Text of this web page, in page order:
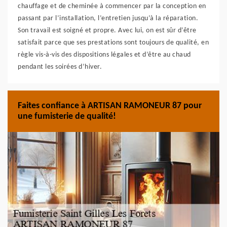
chauffage et de cheminée à commencer par la conception en
passant par l’installation, l’entretien jusqu’à la réparation.
Son travail est soigné et propre. Avec lui, on est sûr d’être
satisfait parce que ses prestations sont toujours de qualité, en
règle vis-à-vis des dispositions légales et d’être au chaud
pendant les soirées d’hiver.
Faites confiance à ARTISAN RAMONEUR 87 pour
une fumisterie de qualité!